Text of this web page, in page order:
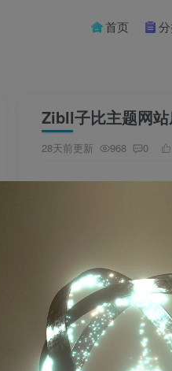
首页
Zibll子比主题网
28天前更新 968 0
本文介绍为子比主题
直接
适用人群：使用子比主
核心价值：提升用户
操作前准备